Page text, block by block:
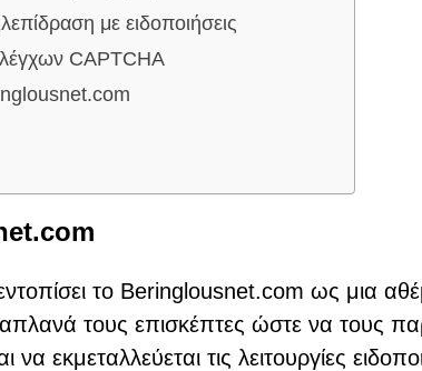
με ειδοποιήσεις
CAPTCHA
το Beringlousnet.com ως μια
τους επισκέπτες ώστε να τους
να εκμεταλλεύεται τις λειτουργίες